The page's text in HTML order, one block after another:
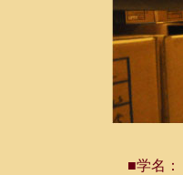
■学名：